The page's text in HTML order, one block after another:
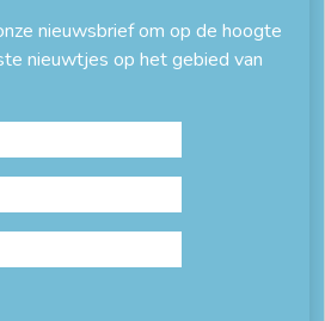
nieuwsbrief om op de hoogte
nieuwtjes op het gebied van